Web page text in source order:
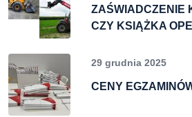
ZAŚWIADCZENIE
CZY KSIĄŻKA
29 grudnia 2025
CENY